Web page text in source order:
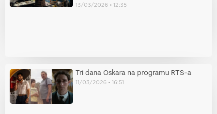
13/03/2026 12:35
Tri dana Oskara na programu RTS-a
11/03/2026 16:51